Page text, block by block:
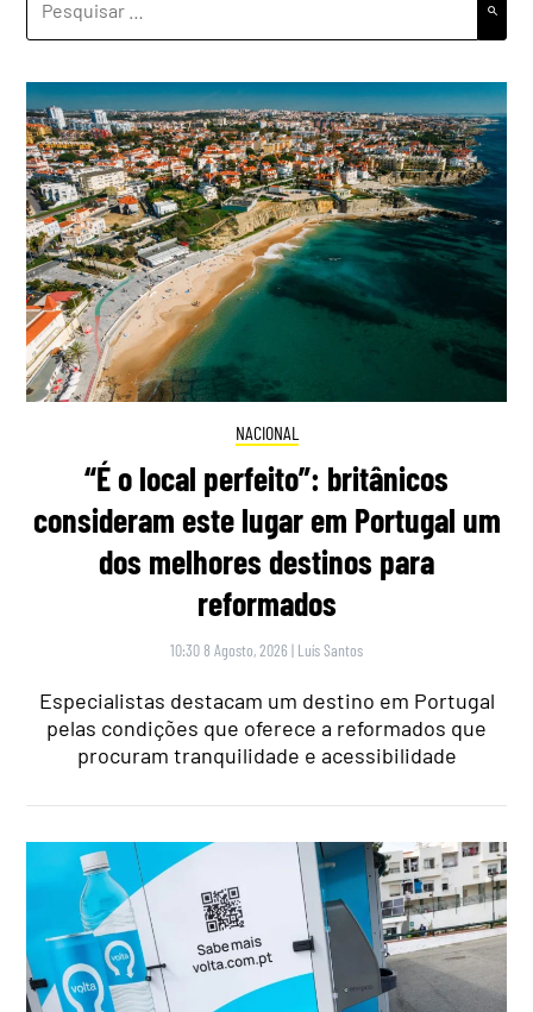
POR:
NACIONAL
“É o local perfeito”: britânicos
consideram este lugar em Portugal um
dos melhores destinos para
reformados
10:30 8 Agosto, 2026 | Luís Santos
Especialistas destacam um destino em Portugal
pelas condições que oferece a reformados que
procuram tranquilidade e acessibilidade